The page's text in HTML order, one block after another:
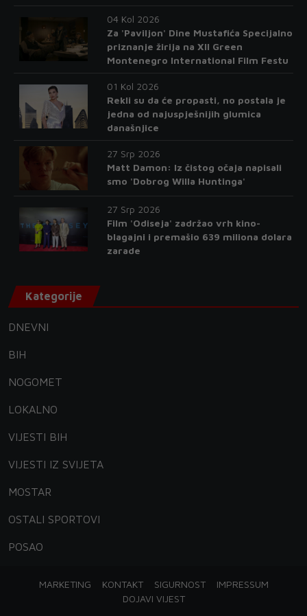
04 Kol 2026
Za 'Paviljon' Dine Mustafića Specijalno
priznanje žirija na XII Green
Montenegro International Film Festu
01 Kol 2026
Rekli su da će propasti, no postala je
jedna od najuspješnijih glumica
današnjice
27 Srp 2026
Matt Damon: Iz čistog očaja napisali
smo 'Dobrog Willa Huntinga'
27 Srp 2026
Film 'Odiseja' zadržao vrh kino-
blagajni i premašio 639 miliona dolara
zarade
Kategorije
DNEVNI
BIH
NOGOMET
LOKALNO
VIJESTI BIH
VIJESTI IZ SVIJETA
MOSTAR
OSTALI SPORTOVI
POSAO
MARKETING KONTAKT SIGURNOST
IMPRESSUM
DOJAVI VIJEST